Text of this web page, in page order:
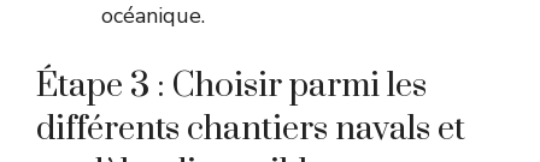
océanique.
Étape 3 : Choisir parmi les
différents chantiers navals et